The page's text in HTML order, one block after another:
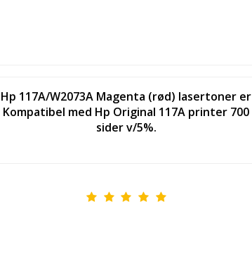
Hp 117A/W2073A Magenta (rød) lasertoner er
Kompatibel med Hp Original 117A printer 700
sider v/5%.